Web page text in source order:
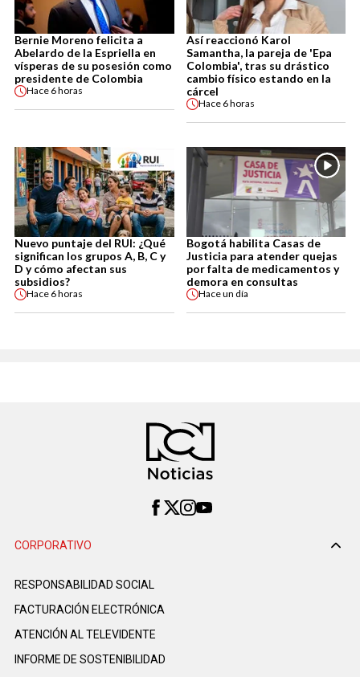
Bernie Moreno felicita a
Abelardo de la Espriella en
vísperas de su posesión como
presidente de Colombia
Hace 6 horas
Así reaccionó Karol
Samantha, la pareja de 'Epa
Colombia', tras su drástico
cambio físico estando en la
cárcel
Hace 6 horas
Nuevo puntaje del RUI: ¿Qué
significan los grupos A, B, C y
D y cómo afectan sus
subsidios?
Hace 6 horas
Bogotá habilita Casas de
Justicia para atender quejas
por falta de medicamentos y
demora en consultas
Haceun día
CORPORATIVO
RESPONSABILIDAD SOCIAL
FACTURACIÓN ELECTRÓNICA
ATENCIÓN AL TELEVIDENTE
INFORME DE SOSTENIBILIDAD